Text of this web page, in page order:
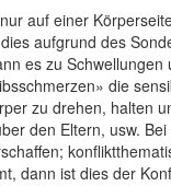
auf einer
aufgrund des
es zu
die
zu drehen, halten
den Eltern, usw.
dann ist dies der